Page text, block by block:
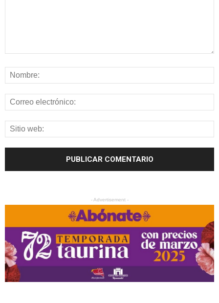
- Advertisement -